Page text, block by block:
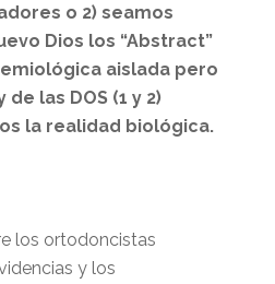
o 2) seamos
Dios los “Abstract”
aislada pero
las DOS (1 y 2)
la realidad biológica.
los ortodoncistas
y los